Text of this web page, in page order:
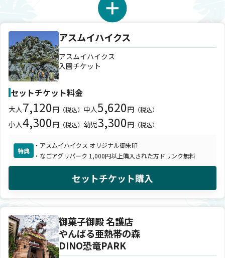
アスムイハイクス
アスムイハイクス
入園チケット
セットチケット料金
大人7,120円 （税込） 中人5,620円 （税込）
小人4,300円 （税込） 幼児3,300円 （税込）
特典
・アスムイハイクス オリジナル御朱印
・なごアグリパーク 1,000円以上購入された方ドリンク無料
セットチケット購入
御菓子御殿 名護店
やんばる亜熱帯の森
DINO恐竜PARK